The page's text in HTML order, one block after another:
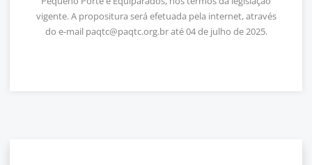
vigente. A propositura será efetuada pela internet, através
do e-mail paqtc@paqtc.org.braté 04 de julho de 2025.